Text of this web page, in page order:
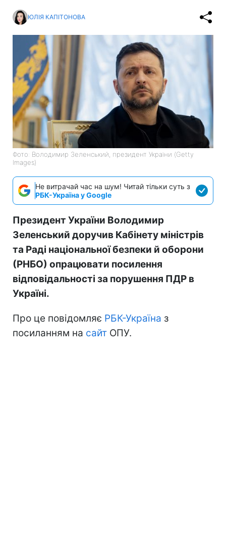
ЮЛІЯ КАПІТОНОВА
Фото: Володимир Зеленський, президент України (Getty
Images)
Не витрачай час на шум! Читай тільки суть з
РБК-Україна у Google
Президент України Володимир
Зеленський доручив Кабінету міністрів
та Раді національної безпеки й оборони
(РНБО) опрацювати посилення
відповідальності за порушення ПДР в
Україні.
Про це повідомляє РБК-Україна з
посиланням на сайт ОПУ.